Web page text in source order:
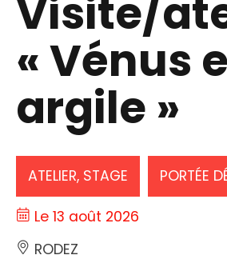
Visite/
« Vénus
argile »
ATELIER, STAGE PORTÉE
Le 13 août 2026
RODEZ